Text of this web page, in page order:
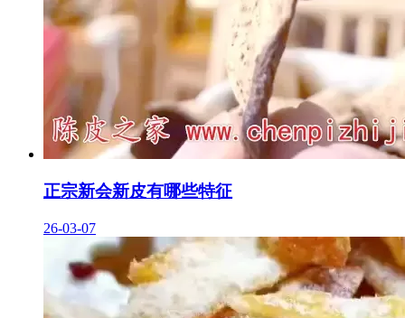
正宗新会新皮有哪些特征
26-03-07